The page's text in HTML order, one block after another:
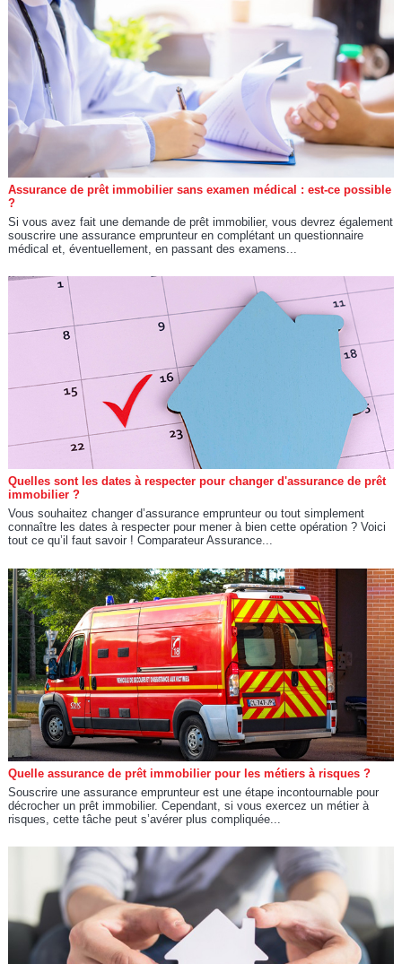
Assurance de prêt immobilier sans examen médical : est-ce possible
?
Si vous avez fait une demande de prêt immobilier, vous devrez également
souscrire une assurance emprunteur en complétant un questionnaire
médical et, éventuellement, en passant des examens...
Quelles sont les dates à respecter pour changer d'assurance de prêt
immobilier ?
Vous souhaitez changer d’assurance emprunteur ou tout simplement
connaître les dates à respecter pour mener à bien cette opération ? Voici
tout ce qu’il faut savoir ! Comparateur Assurance...
Quelle assurance de prêt immobilier pour les métiers à risques ?
Souscrire une assurance emprunteur est une étape incontournable pour
décrocher un prêt immobilier. Cependant, si vous exercez un métier à
risques, cette tâche peut s’avérer plus compliquée...